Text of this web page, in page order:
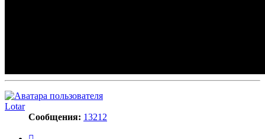
Lotar
Сообщения: 13212